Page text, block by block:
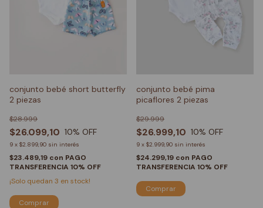
conjunto bebé short butterfly
2 piezas
$26.099,10
$28.999
10% OFF
9 x $2.899,90 sin interés
$23.489,19 con PAGO
TRANSFERENCIA 10% OFF
¡Solo quedan 3 en stock!
Comprar
conjunto bebé pima
picaflores 2 piezas
$26.999,10
$29.999
10% OFF
9 x $2.999,90 sin interés
$24.299,19 con PAGO
TRANSFERENCIA 10% OFF
Comprar